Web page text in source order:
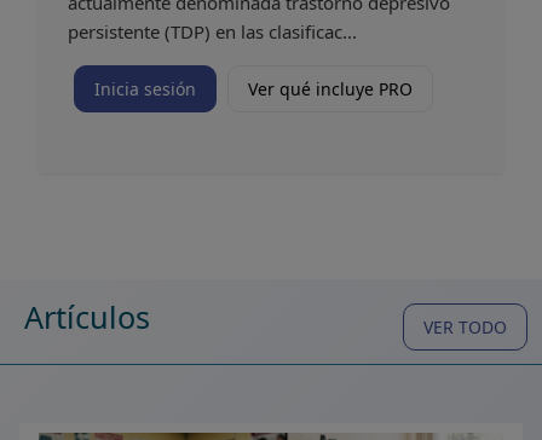
persistente (TDP) en las clasificac...
Inicia sesión Ver qué incluye PRO
Artículos VER TODO